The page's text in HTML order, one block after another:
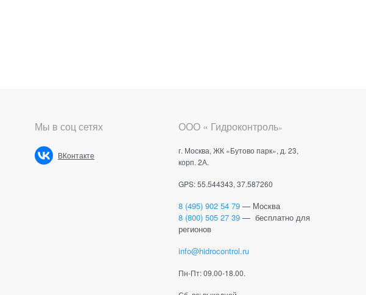
Мы в соц сетях
ВКонтакте
ООО « Гидроконтроль»
г. Москва, ЖК «Бутово парк», д. 23,
корп. 2А.
GPS: 55.544343, 37.587260
8 (495) 902 54 79 — Москва
8 (800) 505 27 39 — бесплатно для
регионов
info@hidrocontrol.ru
Пн-Пт: 09.00-18.00.